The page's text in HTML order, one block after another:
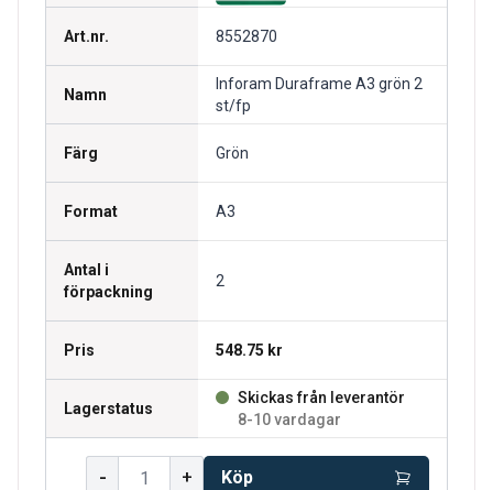
Art.nr. 8552870
Namn
Inforam Duraframe A3 grön 2
st/fp
Färg Grön
Format A3
Antal i
förpackning
2
Pris 548.75 kr
Lagerstatus
Skickas från leverantör
8-10 vardagar
- + Köp